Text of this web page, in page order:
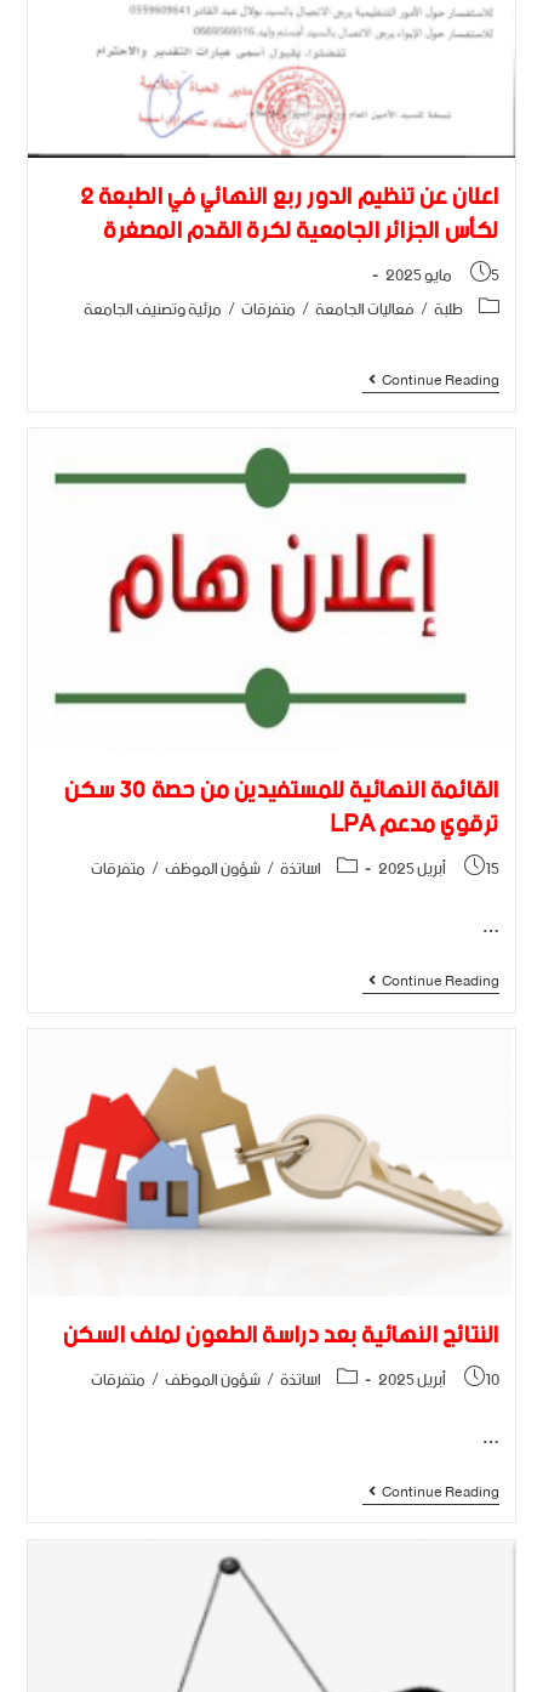
اعلان عن تنظيم الدور ربع النهائي في الطبعة 2
لكأس الجزائر الجامعية لكرة القدم المصغرة
5 مايو 2025
طلبة/ فعاليات الجامعة/ متفرقات/ مرئية وتصنيف الجامعة
Continue Reading
القائمة النهائية للمستفيدين من حصة 30 سكن
ترقوي مدعم LPA
15 أبريل 2025 اساتذة/شؤون الموظف/ متفرقات
…
Continue Reading
النتائج النهائية بعد دراسة الطعون لملف السكن
10 أبريل 2025 اساتذة/شؤون الموظف/ متفرقات
…
Continue Reading